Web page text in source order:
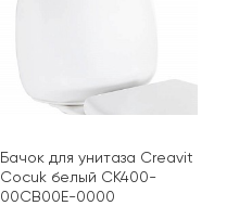
Бачок для унитаза Creavit
Cocuk белый CK400-
00CB00E-0000